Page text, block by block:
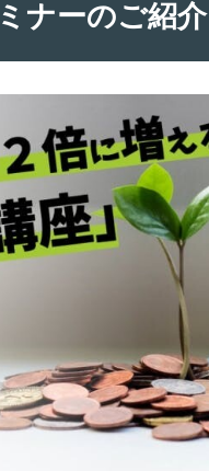
ナーのご紹介